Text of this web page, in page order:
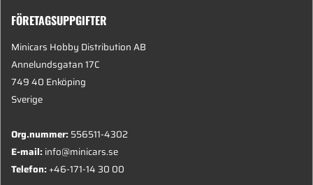
FÖRETAGSUPPGIFTER
Minicars Hobby Distribution AB
Annelundsgatan 17C
749 40 Enköping
Sverige
Org.nummer:556511-4302
E-mail:info@minicars.se
Telefon:+46-171-14 30 00